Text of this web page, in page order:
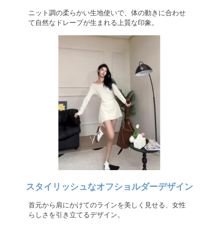
ニット調の柔らかい生地使いで、体の動きに合わせ
て自然なドレープが生まれる上質な印象。
スタイリッシュなオフショルダーデザイン
首元から肩にかけてのラインを美しく見せる、女性
らしさを引き立てるデザイン。